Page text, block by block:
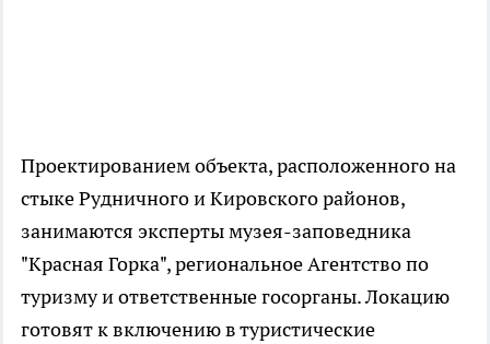
Проектированием объекта, расположенного на
стыке Рудничного и Кировского районов,
занимаются эксперты музея-заповедника
"Красная Горка", региональное Агентство по
туризму и ответственные госорганы. Локацию
готовят к включению в туристические